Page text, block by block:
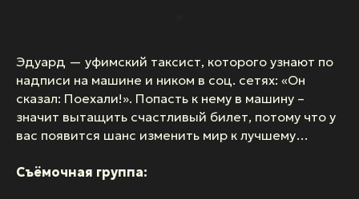
Эдуард — уфимский таксист, которого узнают по
надписи на машине и ником в соц. сетях: «Он
сказал: Поехали!». Попасть к нему в машину –
значит вытащить счастливый билет, потому что у
вас появится шанс изменить мир к лучшему…
Съёмочная группа: